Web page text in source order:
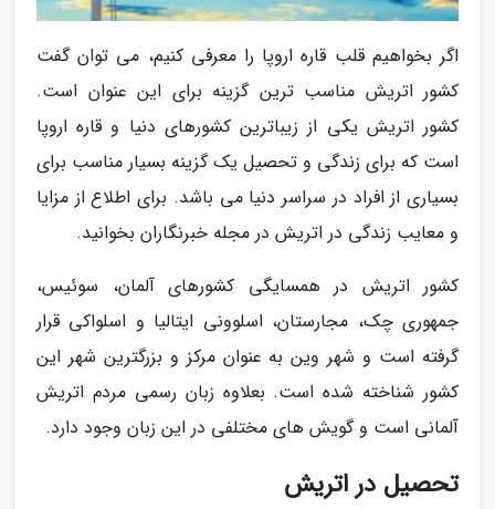
اگر بخواهیم قلب قاره اروپا را معرفی کنیم، می توان گفت
کشور اتریش مناسب ترین گزینه برای این عنوان است.
کشور اتریش یکی از زیباترین کشورهای دنیا و قاره اروپا
است که برای زندگی و تحصیل یک گزینه بسیار مناسب برای
بسیاری از افراد در سراسر دنیا می باشد. برای اطلاع از مزایا
و معایب زندگی در اتریش در مجله خبرنگاران بخوانید.
کشور اتریش در همسایگی کشورهای آلمان، سوئیس،
جمهوری چک، مجارستان، اسلوونی ایتالیا و اسلواکی قرار
گرفته است و شهر وین به عنوان مرکز و بزرگترین شهر این
کشور شناخته شده است. بعلاوه زبان رسمی مردم اتریش
آلمانی است و گویش های مختلفی در این زبان وجود دارد.
تحصیل در اتریش